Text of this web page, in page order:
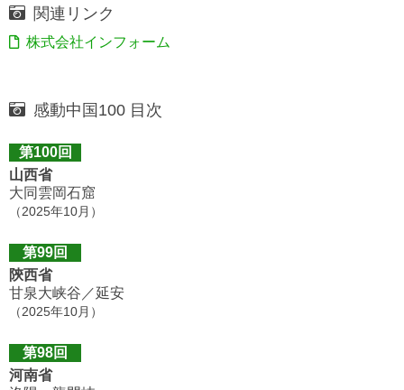
関連リンク
株式会社インフォーム
感動中国100 目次
第100回
山西省
大同雲岡石窟
（2025年10月）
第99回
陝西省
甘泉大峡谷／延安
（2025年10月）
第98回
河南省